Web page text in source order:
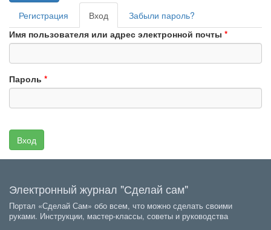
Главные
вкладки
Регистрация Вход (активная
вкладка)
Забыли пароль?
Имя пользователя или адрес электронной почты *
Пароль *
Вход
Электронный журнал "Сделай сам"
Портал «Сделай Сам» обо всем, что можно сделать своими
руками. Инструкции, мастер-классы, советы и руководства